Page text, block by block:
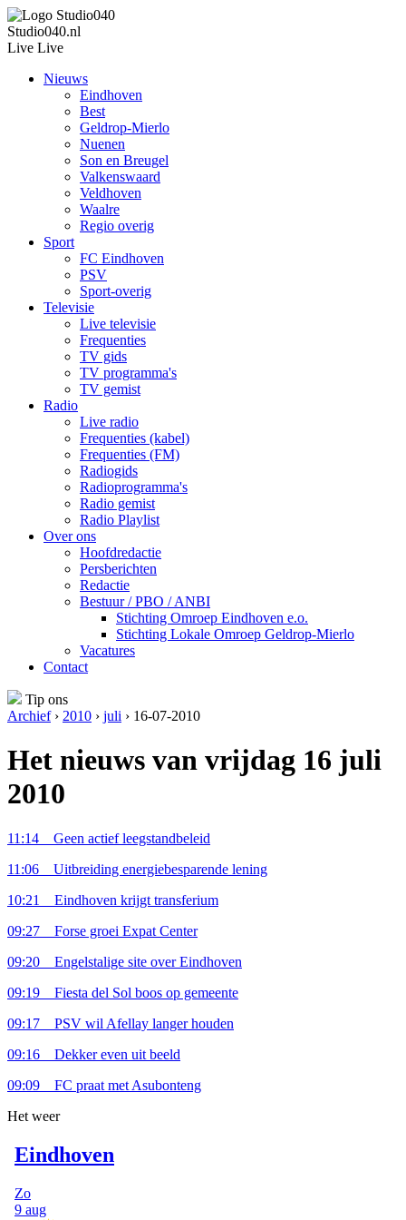
Studio040.nl
Live Live
Nieuws
Eindhoven
Best
Geldrop-Mierlo
Nuenen
Son en Breugel
Valkenswaard
Veldhoven
Waalre
Regio overig
Sport
FC Eindhoven
PSV
Sport-overig
Televisie
Live televisie
Frequenties
TV gids
TV programma's
TV gemist
Radio
Live radio
Frequenties (kabel)
Frequenties (FM)
Radiogids
Radioprogramma's
Radio gemist
Radio Playlist
Over ons
Hoofdredactie
Persberichten
Redactie
Bestuur / PBO / ANBI
Stichting Omroep Eindhoven e.o.
Stichting Lokale Omroep Geldrop-Mierlo
Vacatures
Contact
Tip ons
Archief› 2010 › juli › 16-07-2010
Het nieuws van vrijdag 16 juli
2010
11:14 Geen actief leegstandbeleid
11:06 Uitbreiding energiebesparende lening
10:21 Eindhoven krijgt transferium
09:27 Forse groei Expat Center
09:20 Engelstalige site over Eindhoven
09:19 Fiesta del Sol boos op gemeente
09:17 PSV wil Afellay langer houden
09:16 Dekker even uit beeld
09:09 FC praat met Asubonteng
Het weer